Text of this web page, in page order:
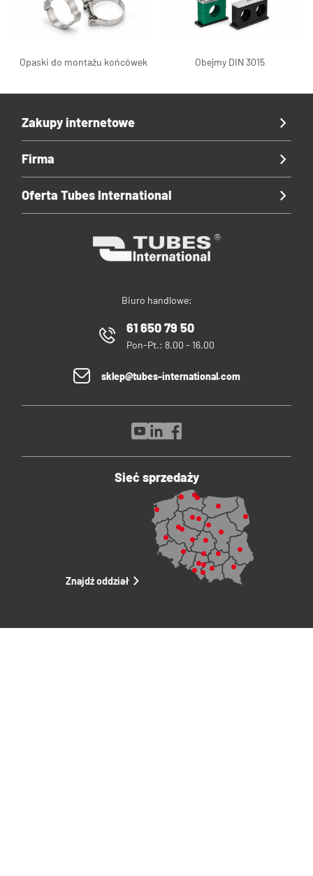
Opaski do montażu końcówek Obejmy DIN 3015
Biuro handlowe:
61 650 79 50
Pon-Pt.: 8.00 - 16.00
sklep@tubes-international.com
Zakupy internetowe
Firma
Oferta Tubes International
Sieć sprzedaży
Znajdź oddział